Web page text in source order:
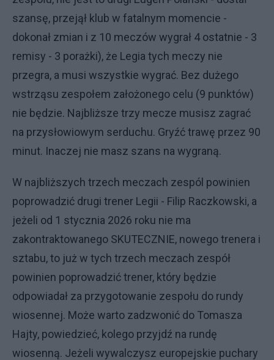
szansę, przejął klub w fatalnym momencie -
dokonał zmian i z 10 meczów wygrał 4 ostatnie - 3
remisy - 3 porażki), że Legia tych meczy nie
przegra, a musi wszystkie wygrać. Bez dużego
wstrząsu zespołem założonego celu (9 punktów)
nie będzie. Najbliższe trzy mecze musisz zagrać
na przysłowiowym serduchu. Gryźć trawę przez 90
minut. Inaczej nie masz szans na wygraną.
W najbliższych trzech meczach zespól powinien
poprowadzić drugi trener Legii - Filip Raczkowski, a
jeżeli od 1 stycznia 2026 roku nie ma
zakontraktowanego SKUTECZNIE, nowego trenera i
sztabu, to już w tych trzech meczach zespół
powinien poprowadzić trener, który będzie
odpowiadał za przygotowanie zespołu do rundy
wiosennej. Może warto zadzwonić do Tomasza
Hajty, powiedzieć, kolego przyjdź na rundę
wiosenną. Jeżeli wywalczysz europejskie puchary